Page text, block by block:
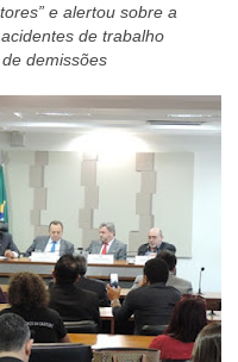
e alertou sobre a
de trabalho
demissões